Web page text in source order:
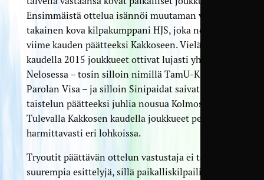
Ensimmäistä ottelua isännöi muutaman vuoden
takainen kova kilpakumppani HJS, joka nousi
viime kauden päätteeksi Kakkoseen. Vielä
kaudella 2015 joukkueet ottivat lujasti yhteen
Nelosessa – tosin silloin nimillä TamU-K ja
Parolan Visa – ja silloin Sinipaidat saivat tiukan
taistelun päätteeksi juhlia nousua Kolmoseen.
Tulevalla Kakkosen kaudella joukkueet pelaavat
harmittavasti eri lohkoissa.
Tryoutit päättävän ottelun vastustaja ei tarvitse
suurempia esittelyjä, sillä paikalliskilpailija